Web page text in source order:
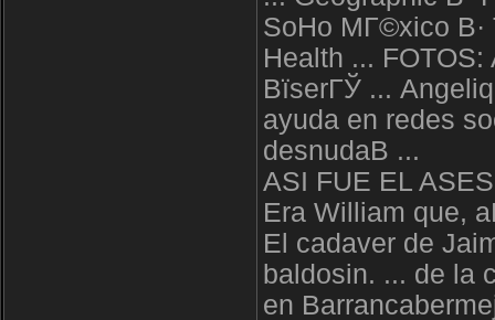
SoHo MГ©xico В·
Health ...
ВїserГЎ ...
ayuda en redes
desnudaВ ...
ASI FUE EL
Era William que,
El cadaver de
baldosin. ... de la
en